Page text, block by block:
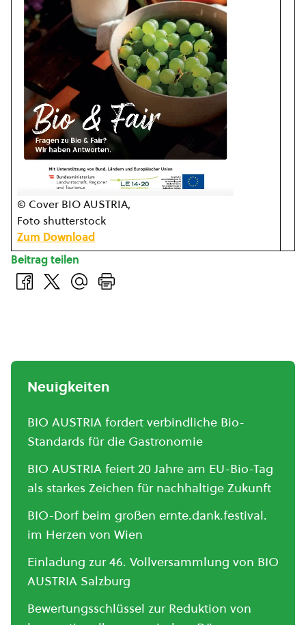
© Cover BIO AUSTRIA,
Foto shutterstock
Zum Download
Beitrag teilen
Neuigkeiten
BIO AUSTRIA fordert verbindliche Bio-
Standards für die Gastronomie
BIO AUSTRIA feiert 20 Jahre am EU-Bio-Tag
als starkes Zeichen für nachhaltige Zukunft
BIO-Dorf beim großen ernte.dank.festival.
im Herzen von Wien
Einladung zur 46. Vollversammlung von BIO
AUSTRIA Salzburg
Bewertungsschlüssel zur Reduktion von